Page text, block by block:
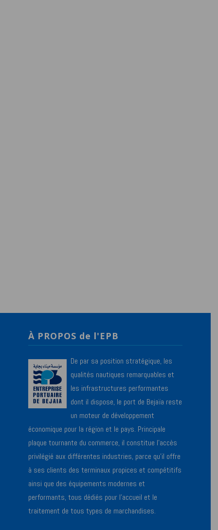
À PROPOS de l'EPB
De par sa position stratégique, les
qualités nautiques remarquables et
les infrastructures performantes
dont il dispose, le port de Bejaïa reste
un moteur de développement
économique pour la région et le pays. Principale
plaque tournante du commerce, il constitue l’accès
privilégié aux différentes industries, parce qu’il offre
à ses clients des terminaux propices et compétitifs
ainsi que des équipements modernes et
performants, tous dédiés pour l’accueil et le
traitement de tous types de marchandises.